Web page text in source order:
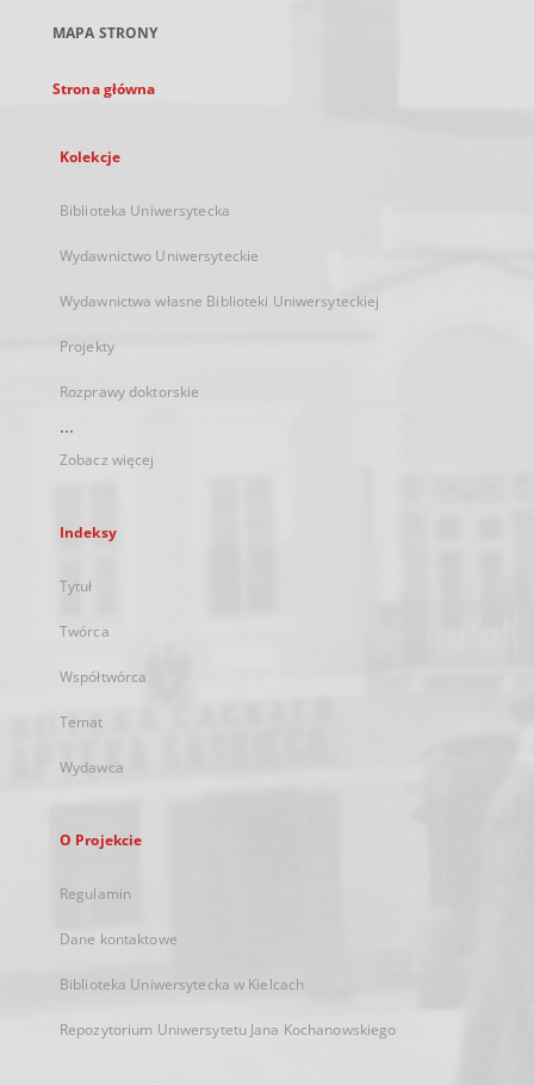
karcie
MAPA STRONY
Strona główna
Kolekcje
Biblioteka Uniwersytecka
Wydawnictwo Uniwersyteckie
Wydawnictwa własne Biblioteki Uniwersyteckiej
Projekty
Rozprawy doktorskie
...
Zobacz więcej
Indeksy
Tytuł
Twórca
Współtwórca
Temat
Wydawca
O Projekcie
Regulamin
Dane kontaktowe
Biblioteka Uniwersytecka w Kielcach
Repozytorium Uniwersytetu Jana Kochanowskiego